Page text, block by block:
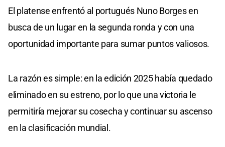
El platense enfrentó al portugués Nuno Borges en
busca de un lugar en la segunda ronda y con una
oportunidad importante para sumar puntos valiosos.
La razón es simple: en la edición 2025 había quedado
eliminado en su estreno, por lo que una victoria le
permitiría mejorar su cosecha y continuar su ascenso
en la clasificación mundial.